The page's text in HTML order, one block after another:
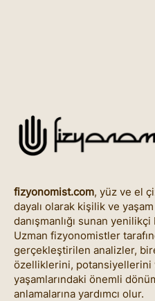
fizyonomist.com, yüz ve el
dayalı olarak kişilik ve
danışmanlığı sunan
Uzman fizyonomistler
gerçekleştirilen analizler,
özelliklerini, potansiyellerini
yaşamlarındaki önemli
anlamalarına yardımcı olur.